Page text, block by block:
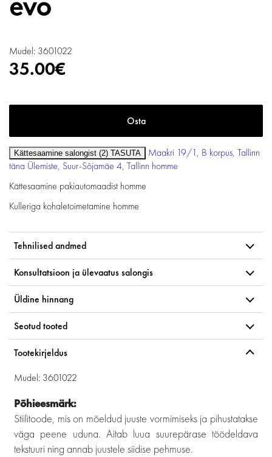
Mudel: 3601022
35.00€
Kättesaamine salongist (2) TASUTA
Maakri 19/1, B korpus, Tallinn
täna Ülemiste, Suur-Sõjamäe 4, Tallinn homme
Kättesaamine pakiautomaadist homme
Kulleriga kohaletoimetamine homme
Tehnilised andmed
Konsultatsioon ja ülevaatus salongis
Üldine hinnang
Seotud tooted
Tootekirjeldus
Mudel: 3601022
Põhieesmärk:
Stiilitoode, mis on mõeldud juuste vormimiseks ja pihustatakse
väga peene uduna. Aitab luua suurepärase töödeldava
tekstuuri ning annab juustele siidise pehmuse.